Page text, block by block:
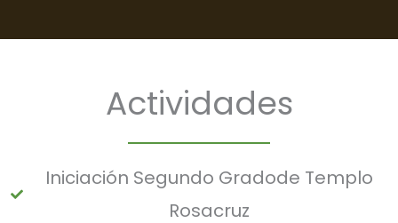
Actividades
Iniciación Segundo Gradode Templo
Rosacruz